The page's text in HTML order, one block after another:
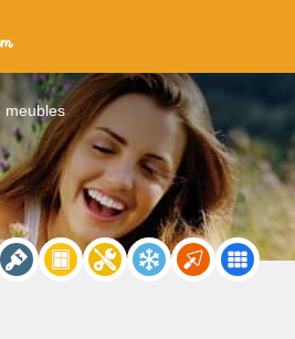
meubles